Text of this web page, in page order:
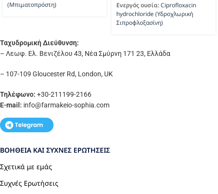
(Μπιματοπρόστη)
Ενεργός ουσία:Ciprofloxacin
hydrochloride (Υδροχλωρική
Σιπροφλοξασίνη)
Ταχυδρομική Διεύθυνση:
– Λεωφ. Ελ. Βενιζέλου 43, Νέα Σμύρνη 171 23, Ελλάδα
– 107-109 Gloucester Rd, London, UK
Τηλέφωνο: +30-211199-2166
E-mail: info@farmakeio-sophia.com
ΒΟΉΘΕΙΑ ΚΑΙ ΣΥΧΝΈΣ ΕΡΩΤΉΣΕΙΣ
Σχετικά με εμάς
Συχνές Ερωτήσεις